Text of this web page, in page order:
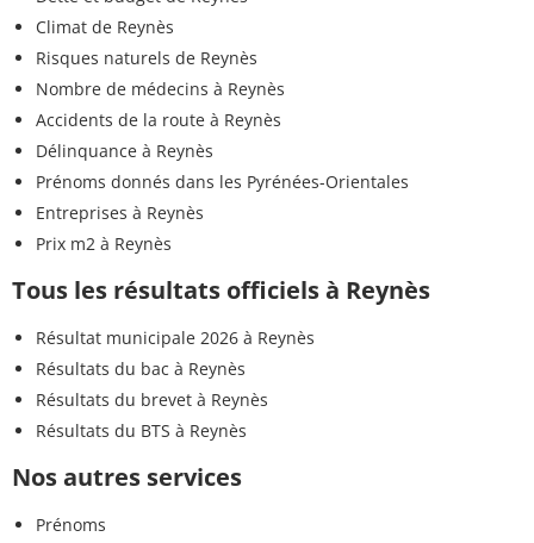
Climat de Reynès
Risques naturels de Reynès
Nombre de médecins à Reynès
Accidents de la route à Reynès
Délinquance à Reynès
Prénoms donnés dans les Pyrénées-Orientales
Entreprises à Reynès
Prix m2 à Reynès
Tous les résultats officiels à Reynès
Résultat municipale 2026 à Reynès
Résultats du bac à Reynès
Résultats du brevet à Reynès
Résultats du BTS à Reynès
Nos autres services
Prénoms